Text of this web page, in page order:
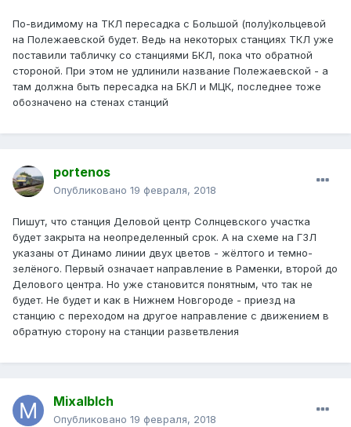
По-видимому на ТКЛ пересадка с Большой (полу)кольцевой
на Полежаевской будет. Ведь на некоторых станциях ТКЛ уже
поставили табличку со станциями БКЛ, пока что обратной
стороной. При этом не удлинили название Полежаевской - а
там должна быть пересадка на БКЛ и МЦК, последнее тоже
обозначено на стенах станций
portenos
Опубликовано 19 февраля, 2018
Пишут, что станция Деловой центр Солнцевского участка
будет закрыта на неопределенный срок. А на схеме на ГЗЛ
указаны от Динамо линии двух цветов - жёлтого и темно-
зелёного. Первый означает направление в Раменки, второй до
Делового центра. Но уже становится понятным, что так не
будет. Не будет и как в Нижнем Новгороде - приезд на
станцию с переходом на другое направление с движением в
обратную сторону на станции разветвления
Mixalblch
Опубликовано 19 февраля, 2018